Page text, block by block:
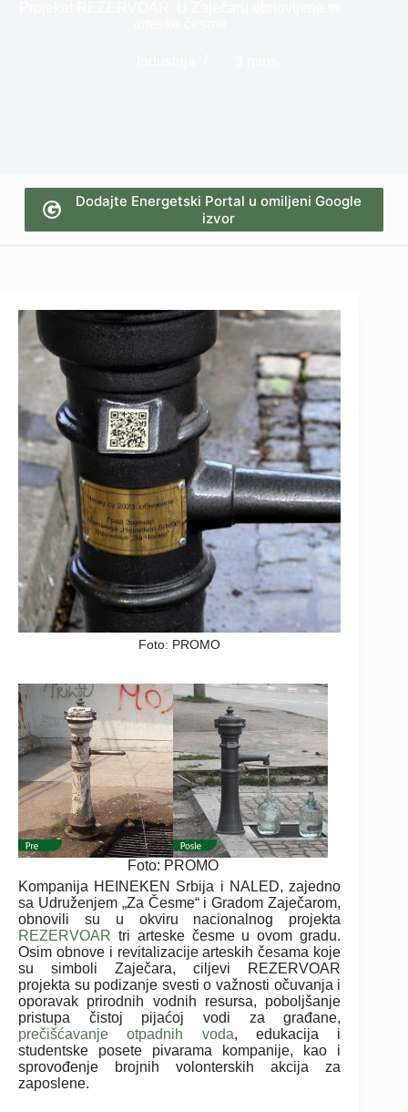
Dodajte Energetski Portal u omiljeni Google
izvor
Foto: PROMO
Foto: PROMO
Kompanija HEINEKEN Srbija i NALED, zajedno
sa Udruženjem „Za Česme“ i Gradom Zaječarom,
obnovili su u okviru nacionalnog projekta
REZERVOAR tri arteske česme u ovom gradu.
Osim obnove i revitalizacije arteskih česama koje
su simboli Zaječara, ciljevi REZERVOAR
projekta su podizanje svesti o važnosti očuvanja i
oporavak prirodnih vodnih resursa, poboljšanje
pristupa čistoj pijaćoj vodi za građane,
prečišćavanje otpadnih voda, edukacija i
studentske posete pivarama kompanije, kao i
sprovođenje brojnih volonterskih akcija za
zaposlene.